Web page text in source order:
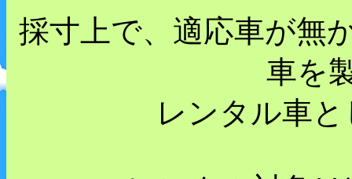
採寸上で、適応車が無
車を
レンタル車